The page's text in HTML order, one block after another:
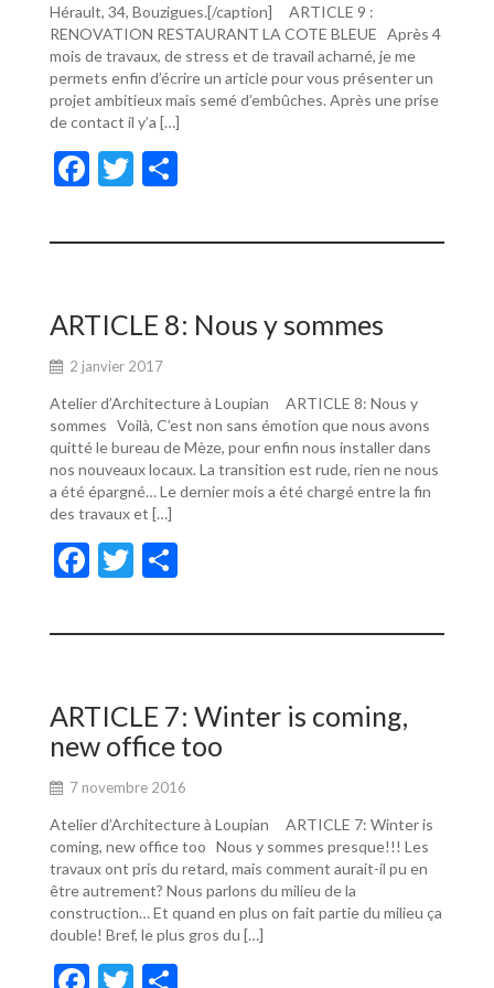
Hérault, 34, Bouzigues.[/caption] ARTICLE 9 :
RENOVATION RESTAURANT LA COTE BLEUE Après 4
mois de travaux, de stress et de travail acharné, je me
permets enfin d’écrire un article pour vous présenter un
projet ambitieux mais semé d’embûches. Après une prise
de contact il y’a […]
F
e
o
o
k
T
itt ta
er
ARTICLE 8: Nous y sommes
2 janvier 2017
Atelier d’Architecture à Loupian ARTICLE 8: Nous y
sommes Voilà, C’est non sans émotion que nous avons
quitté le bureau de Mèze, pour enfin nous installer dans
nos nouveaux locaux. La transition est rude, rien ne nous
a été épargné… Le dernier mois a été chargé entre la fin
des travaux et […]
F
e
o
o
k
T
itt ta
er
ARTICLE 7: Winter is coming,
new office too
7 novembre 2016
Atelier d’Architecture à Loupian ARTICLE 7: Winter is
coming, new office too Nous y sommes presque!!! Les
travaux ont pris du retard, mais comment aurait-il pu en
être autrement? Nous parlons du milieu de la
construction… Et quand en plus on fait partie du milieu ça
double! Bref, le plus gros du […]